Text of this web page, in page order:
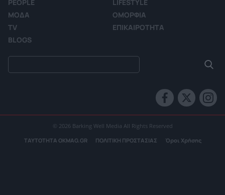
PEOPLE
LIFESTYLE
ΜΟΔΑ
ΟΜΟΡΦΙΑ
TV
ΕΠΙΚΑΙΡΟΤΗΤΑ
BLOGS
© 2026 Barking Well Media All Rights Reserved
ΤΑΥΤΟΤΗΤΑ OKMAG.GR ΠΟΛΙΤΙΚΗ ΠΡΟΣΤΑΣΙΑΣ Όροι Χρήσης